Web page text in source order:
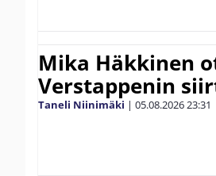
Mika Häkkinen
Verstappenin
Taneli Niinimäki | 05.08.202623:31